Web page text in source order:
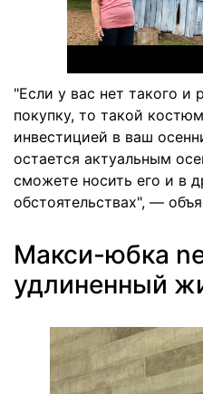
"Если у вас нет такого и
покупку, то такой
инвестицией в ваш
остается актуальным
сможете носить его и в
обстоятельствах", —
Макси-юбка
удлиненный